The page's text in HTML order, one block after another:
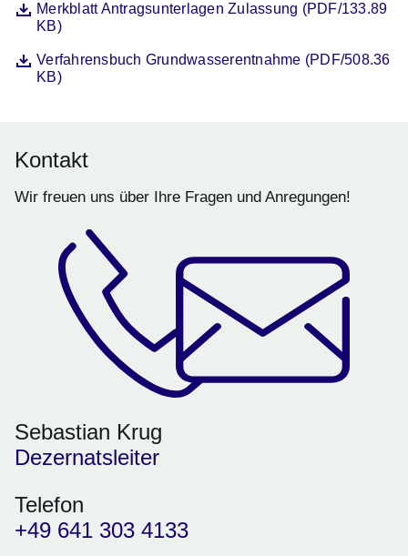
DateiMerkblatt Antragsunterlagen Zulassung (PDF/133.89
KB)
Öffnet sich in einem neuen Fenster
DateiVerfahrensbuch Grundwasserentnahme (PDF/508.36
KB)
Öffnet sich in einem neuen Fenster
Kontakt
Wir freuen uns über Ihre Fragen und Anregungen!
Sebastian Krug
Dezernatsleiter
Telefon
+49 641 303 4133